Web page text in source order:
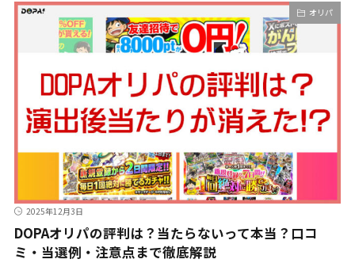
オリパ
2025年12月3日
DOPAオリパの評判は？当たらないって本当？口コ
ミ・当選例・注意点まで徹底解説